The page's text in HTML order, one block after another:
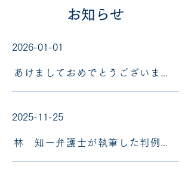
​お知らせ
2026-01-01
2025-11-25